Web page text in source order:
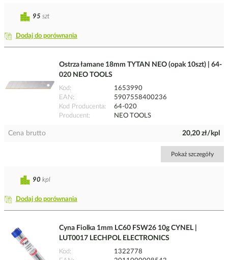
Dodaj do porównania
95 szt
Ostrza łamane 18mm TYTAN NEO (opak 10szt) | 64-
020 NEO TOOLS
Kod
1653990
EAN
5907558400236
Kod Producenta
64-020
Producent
NEO TOOLS
Cena brutto 20,20 zł/kpl
Pokaż szczegóły
Dodaj do porównania
90 kpl
Cyna Fiolka 1mm LC60 FSW26 10g CYNEL |
LUT0017 LECHPOL ELECTRONICS
Kod
1322778